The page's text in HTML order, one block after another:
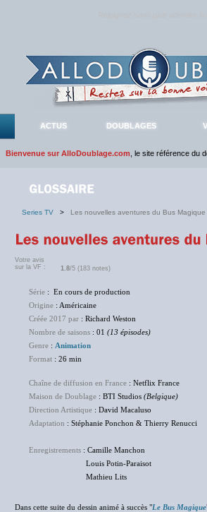
ACTUS DOUBLAGES
Bienvenue sur AlloDoublage.com , le site référence du
Series TV > Les nouvelles aventures du Bus Magique
Votre avis
sur la VF :
1.8/5 (183 notes)
Série : En cours de production
Origine : Américaine
Créée 2017 par : Richard Weston
Nombre de saisons : 01 (13 épisodes)
Genre : Animation
Format : 26 min
Chaîne de diffusion en France : Netflix France
Maison de Doublage : BTI Studios (Belgique)
Direction Artistique : David Macaluso
Adaptation : Stéphanie Ponchon & Thierry Renucci
Enregistrements : Camille Manchon
Louis Potin-Paraisot
Mathieu Lits
Dans cette suite du dessin animé à succès "Le Bus Magique